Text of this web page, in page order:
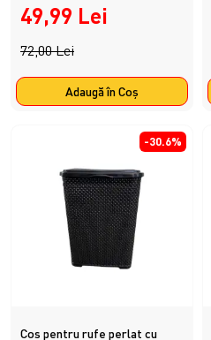
49,99 Lei
72,00 Lei
Adaugă în Coş
-30.6%
Cos pentru rufe perlat cu